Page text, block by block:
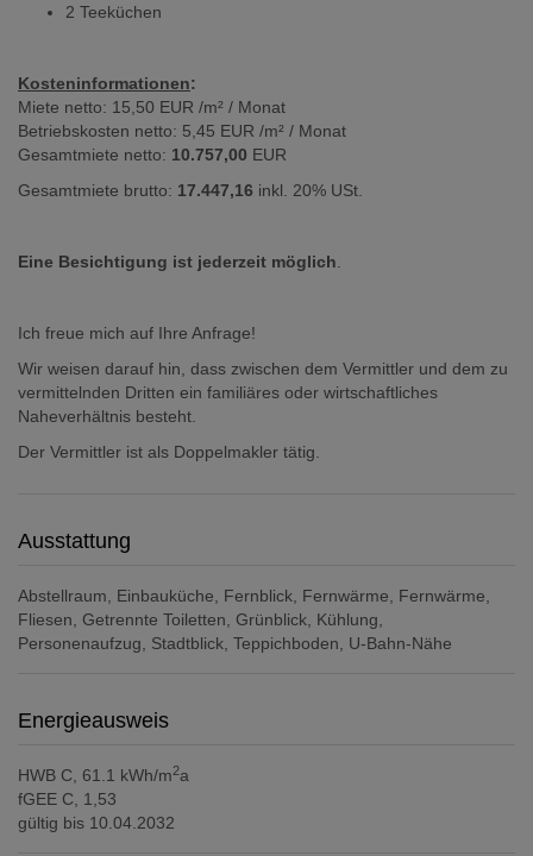
2 Teeküchen
Kosteninformationen:
Miete netto: 15,50 EUR /m² / Monat
Betriebskosten netto: 5,45 EUR /m² / Monat
Gesamtmiete netto: 10.757,00 EUR
Gesamtmiete brutto: 17.447,16 inkl. 20% USt.
Eine Besichtigung ist jederzeit möglich.
Ich freue mich auf Ihre Anfrage!
Wir weisen darauf hin, dass zwischen dem Vermittler und dem zu
vermittelnden Dritten ein familiäres oder wirtschaftliches
Naheverhältnis besteht.
Der Vermittler ist als Doppelmakler tätig.
Ausstattung
Abstellraum Einbauküche Fernblick Fernwärme
Fernwärme
Fliesen
Getrennte Toiletten Grünblick Kühlung
Personenaufzug
Stadtblick Teppichboden U-Bahn-Nähe
Energieausweis
HWB C, 61.1 kWh/m2a
fGEE C, 1,53
gültig bis 10.04.2032